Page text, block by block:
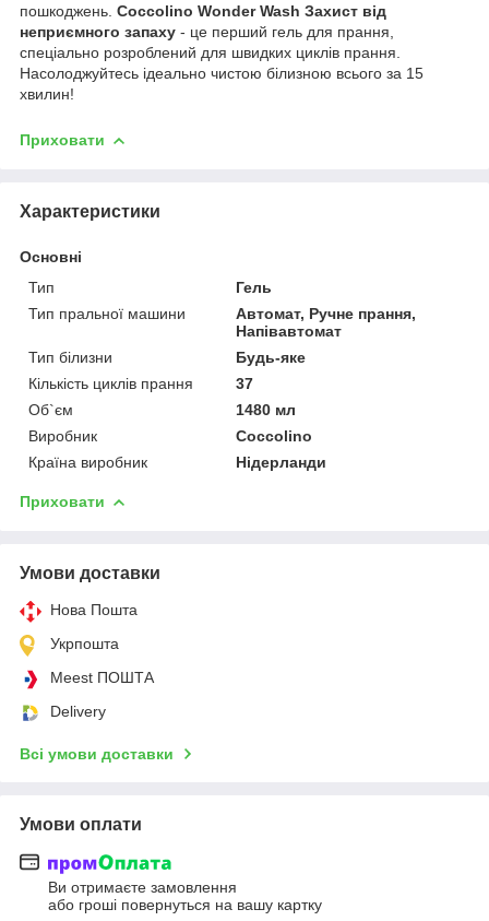
пошкоджень. Coccolino Wonder Wash Захист від
неприємного запаху - це перший гель для прання,
спеціально розроблений для швидких циклів прання.
Насолоджуйтесь ідеально чистою білизною всього за 15
хвилин!
Приховати
Характеристики
Основні
Тип
Гель
Тип пральної машини
Автомат, Ручне прання,
Напівавтомат
Тип білизни
Будь-яке
Кількість циклів прання
37
Об`єм
1480 мл
Виробник
Coccolino
Країна виробник
Нідерланди
Приховати
Умови доставки
Нова Пошта
Укрпошта
Meest ПОШТА
Delivery
Всі умови доставки
Умови оплати
Ви отримаєте замовлення
або гроші повернуться на вашу картку